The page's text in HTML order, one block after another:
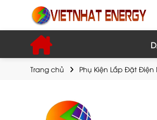
Trang chủ Phụ Kiện Lắp Đặt Điện